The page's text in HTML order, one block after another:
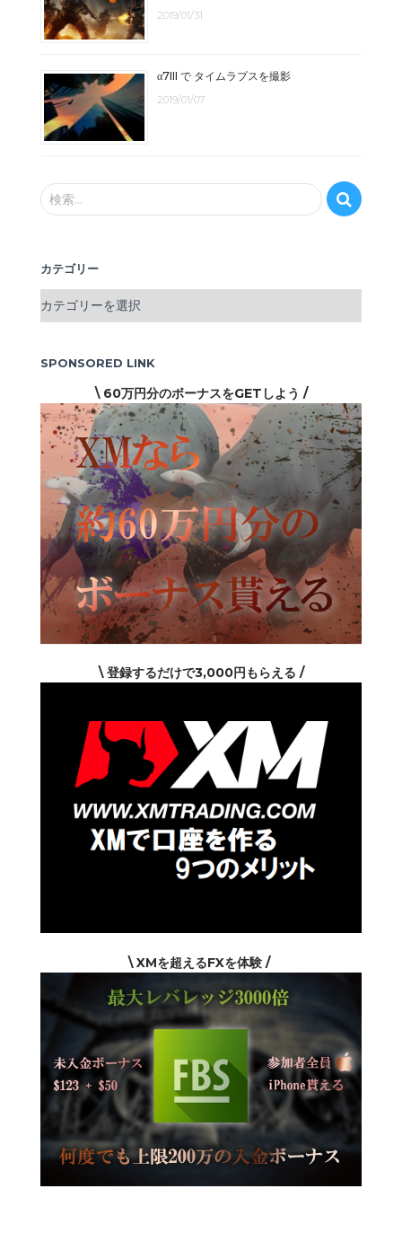
2019/01/31
α7III で タイムラプスを撮影
2019/01/07
検
索
検索…
カテゴリー
カ
リ
SPONSORED LINK
\ 60万円分のボーナスをGETしよう /
\ 登録するだけで3,000円もらえる /
\ XMを超えるFXを体験 /